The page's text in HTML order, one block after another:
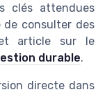
clés attendues
de consulter des
article sur le
durable.
directe dans